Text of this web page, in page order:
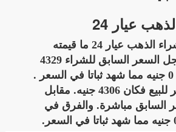
عيار 24
بلغ آخر سعر لشراء الذهب عيار 24 ما قيمته
4329 جنيه، وسجل السعر السابق للشراء 4329
جنيه، بفارق بلغ 0 جنيه مما شهد ثباتا في السعر .
أما عن أخر سعر للبيع فكان 4306 جنيه. مقابل
السابق مباشرة. والفرق في